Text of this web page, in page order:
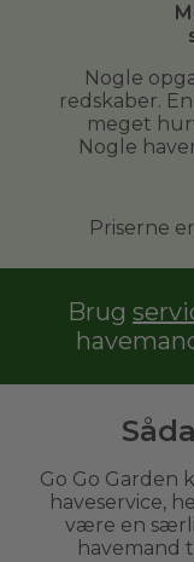
Nogle
redskaber.
meget
Nogle
Priserne
Brug
Go Go Garden
haveservice,
være en
havemand